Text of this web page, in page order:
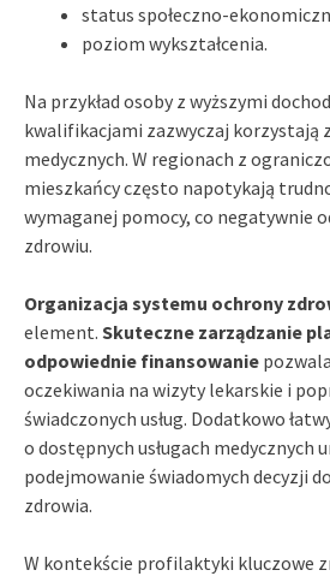
status społeczno-
poziom wykształcenia.
Na przykład osoby z wyższymi
kwalifikacjami zazwyczaj korzystają
medycznych. W regionach z
mieszkańcy często napotykają
wymaganej pomocy, co negatywnie
zdrowiu.
Organizacja systemu ochrony
element. Skuteczne zarządzanie
odpowiednie finansowanie
oczekiwania na wizyty lekarskie i
świadczonych usług. Dodatkowo
o dostępnych usługach medycznych
podejmowanie świadomych decyzji
zdrowia.
W kontekście profilaktyki kluczowe